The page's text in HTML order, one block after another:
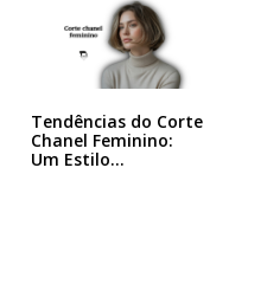
Tendências do Corte
Chanel Feminino:
Um Estilo…